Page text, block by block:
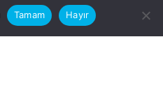
Tamam Hayır